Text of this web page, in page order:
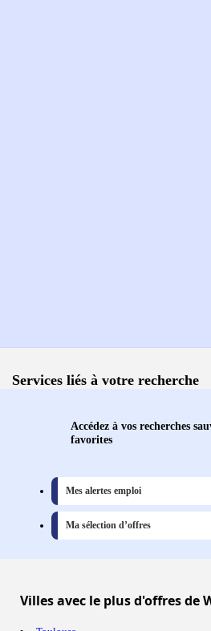
Services liés à votre recherche
Accédez à vos recherches
favorites
Mes alertes emploi
Ma sélection d’offres
Villesavec le plus d'offres de